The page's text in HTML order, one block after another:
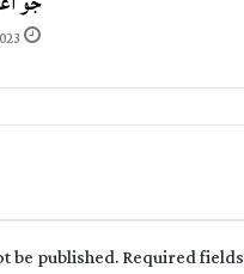
be published.Required